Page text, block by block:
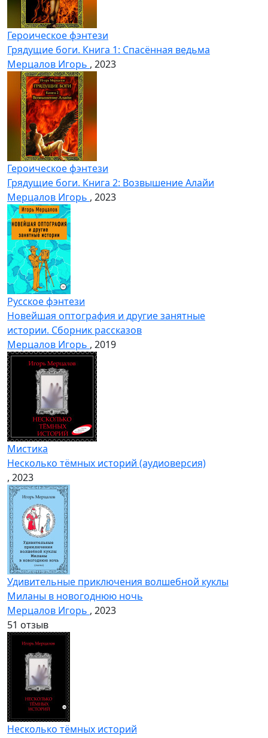
Героическое фэнтези
Грядущие боги. Книга 1: Спасённая ведьма
Мерцалов Игорь , 2023
Героическое фэнтези
Грядущие боги. Книга 2: Возвышение Алайи
Мерцалов Игорь , 2023
Русское фэнтези
Новейшая оптография и другие занятные
истории. Сборник рассказов
Мерцалов Игорь , 2019
Мистика
Несколько тёмных историй (аудиоверсия)
, 2023
Удивительные приключения волшебной куклы
Миланы в новогоднюю ночь
Мерцалов Игорь , 2023
51 отзыв
Несколько тёмных историй